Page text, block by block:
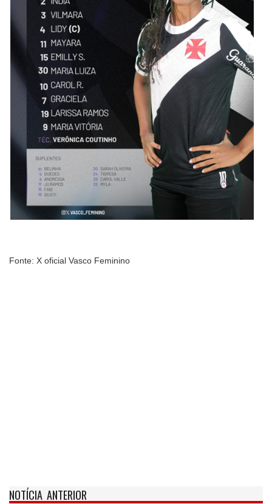
Fonte: X oficial Vasco Feminino
NOTÍCIA ANTERIOR